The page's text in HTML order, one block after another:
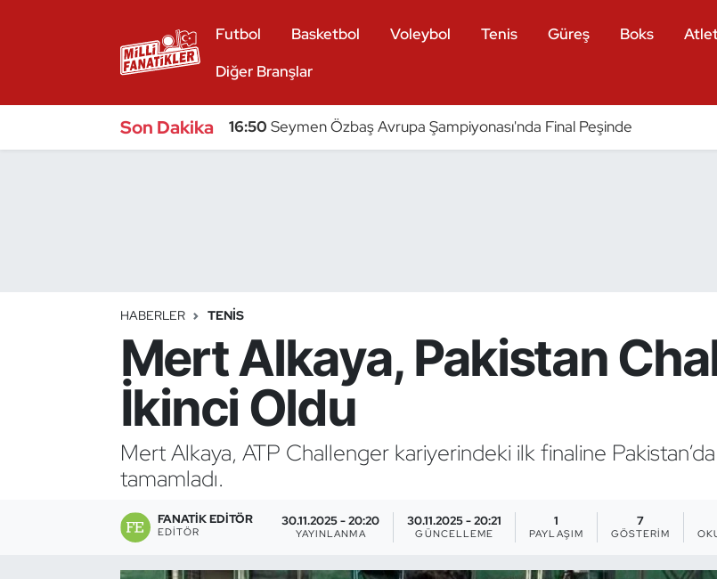
Futbol Basketbol Voleybol Tenis Güreş Boks
Diğer Branşlar
Son Dakika 16:50 Seymen Özbaş Avrupa Şampiyonası'nda Final Peşinde
HABERLER TENIS
Mert Alkaya, Pakistan
İkinci Oldu
Mert Alkaya, ATP Challenger kariyerindeki ilk finaline Pakistan’da
tamamladı.
FANATIK EDITÖR
EDITÖR
30.11.2025 - 20:20
YAYINLANMA
30.11.2025 - 20:21
GÜNCELLEME
1
PAYLAŞIM
7
GÖSTERIM
Bocce Bowling Dart
Buz Hokeyi